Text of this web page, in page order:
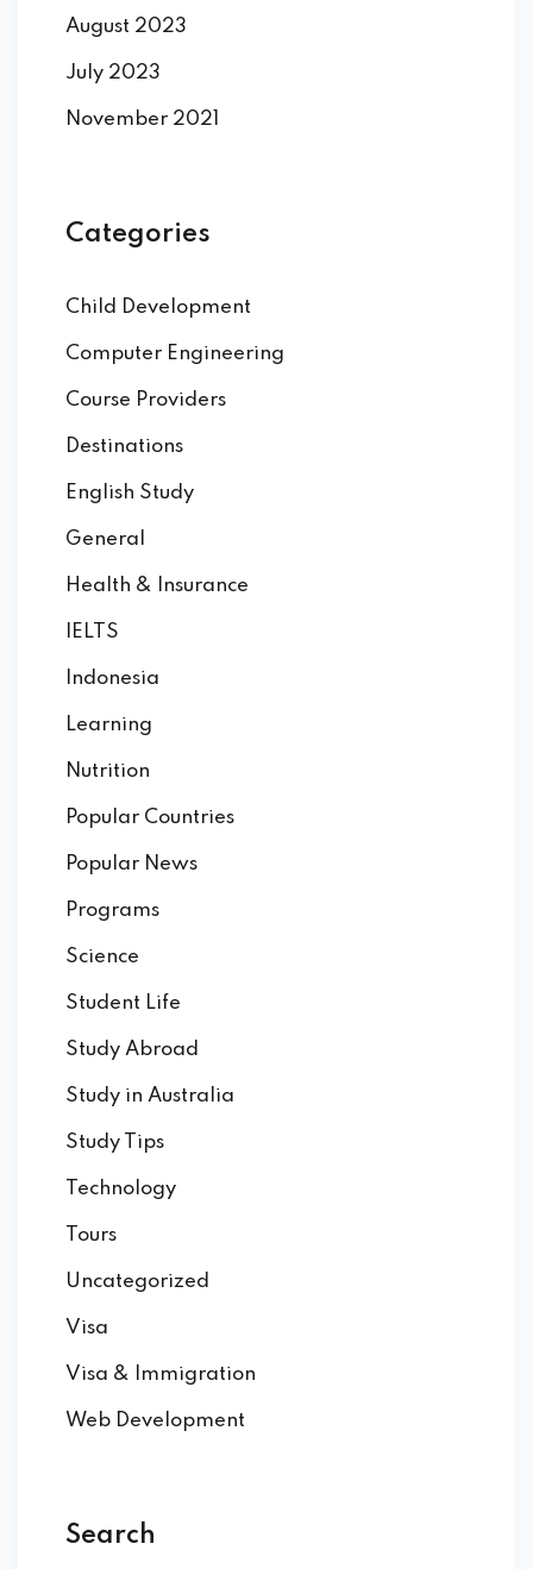
August 2023
July 2023
November 2021
Categories
Child Development
Computer Engineering
Course Providers
Destinations
English Study
General
Health & Insurance
IELTS
Indonesia
Learning
Nutrition
Popular Countries
Popular News
Programs
Science
Student Life
Study Abroad
Study in Australia
Study Tips
Technology
Tours
Uncategorized
Visa
Visa & Immigration
Web Development
Search